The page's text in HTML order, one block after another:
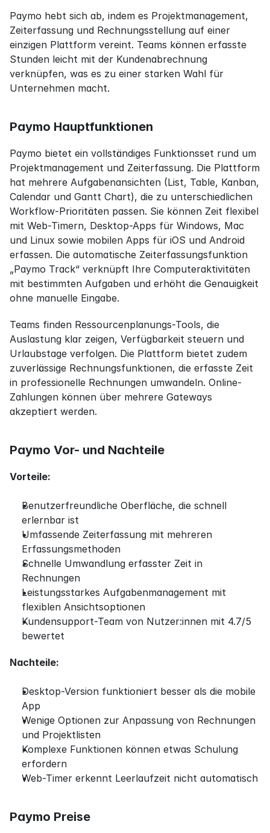
Paymo hebt sich ab, indem es Projektmanagement,
Zeiterfassung und Rechnungsstellung auf einer
einzigen Plattform vereint. Teams können erfasste
Stunden leicht mit der Kundenabrechnung
verknüpfen, was es zu einer starken Wahl für
Unternehmen macht.
Paymo Hauptfunktionen
Paymo bietet ein vollständiges Funktionsset rund um
Projektmanagement und Zeiterfassung. Die Plattform
hat mehrere Aufgabenansichten (List, Table, Kanban,
Calendar und Gantt Chart), die zu unterschiedlichen
Workflow-Prioritäten passen. Sie können Zeit flexibel
mit Web-Timern, Desktop-Apps für Windows, Mac
und Linux sowie mobilen Apps für iOS und Android
erfassen. Die automatische Zeiterfassungsfunktion
„Paymo Track“ verknüpft Ihre Computeraktivitäten
mit bestimmten Aufgaben und erhöht die Genauigkeit
ohne manuelle Eingabe.
Teams finden Ressourcenplanungs-Tools, die
Auslastung klar zeigen, Verfügbarkeit steuern und
Urlaubstage verfolgen. Die Plattform bietet zudem
zuverlässige Rechnungsfunktionen, die erfasste Zeit
in professionelle Rechnungen umwandeln. Online-
Zahlungen können über mehrere Gateways
akzeptiert werden.
Paymo Vor- und Nachteile
Vorteile:
Benutzerfreundliche Oberfläche, die schnell
erlernbar ist
Umfassende Zeiterfassung mit mehreren
Erfassungsmethoden
Schnelle Umwandlung erfasster Zeit in
Rechnungen
Leistungsstarkes Aufgabenmanagement mit
flexiblen Ansichtsoptionen
Kundensupport-Team von Nutzer:innen mit 4.7/5
bewertet
Nachteile:
Desktop-Version funktioniert besser als die mobile
App
Wenige Optionen zur Anpassung von Rechnungen
und Projektlisten
Komplexe Funktionen können etwas Schulung
erfordern
Web-Timer erkennt Leerlaufzeit nicht automatisch
Paymo Preise